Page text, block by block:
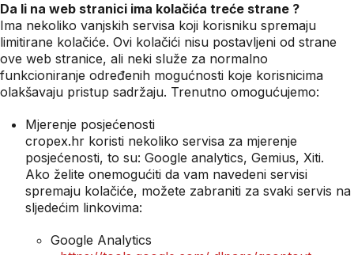
Da li na web stranici ima kolačića treće strane ?
Ima nekoliko vanjskih servisa koji korisniku spremaju
limitirane kolačiće. Ovi kolačići nisu postavljeni od strane
ove web stranice, ali neki služe za normalno
funkcioniranje određenih mogućnosti koje korisnicima
olakšavaju pristup sadržaju. Trenutno omogućujemo:
Mjerenje posjećenosti
cropex.hr koristi nekoliko servisa za mjerenje
posjećenosti, to su: Google analytics, Gemius, Xiti.
Ako želite onemogućiti da vam navedeni servisi
spremaju kolačiće, možete zabraniti za svaki servis na
sljedećim linkovima:
Google Analytics